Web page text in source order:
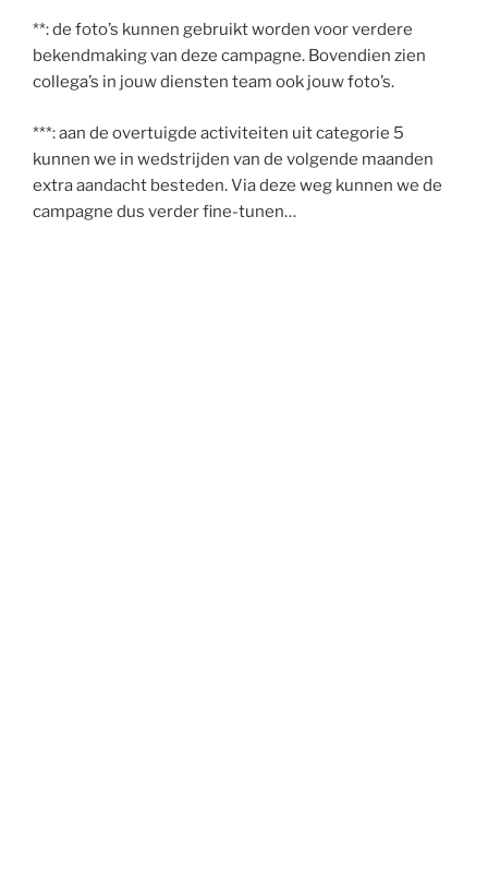
**: de foto’s kunnen gebruikt worden voor verdere
bekendmaking van deze campagne. Bovendien zien
collega’s in jouw diensten team ook jouw foto’s.
***: aan de overtuigde activiteiten uit categorie 5
kunnen we in wedstrijden van de volgende maanden
extra aandacht besteden. Via deze weg kunnen we de
campagne dus verder fine-tunen…